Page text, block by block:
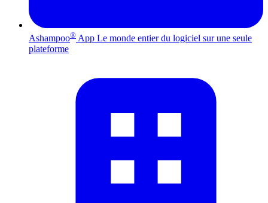
Ashampoo® App Le monde entier du logiciel sur une seule
plateforme